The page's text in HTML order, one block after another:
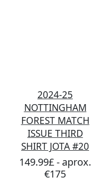
2024-25
NOTTINGHAM
FOREST MATCH
ISSUE THIRD
SHIRT JOTA #20
149.99£ - aprox.
€175